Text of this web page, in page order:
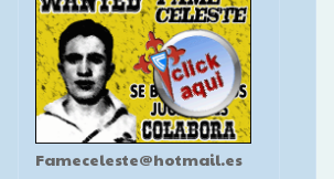
Fameceleste@hotmail.es